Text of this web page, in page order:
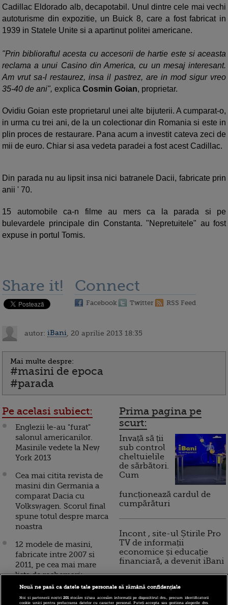
Cadillac Eldorado alb, decapotabil. Unul dintre cele mai vechi
autoturisme din expozitie, un Buick 8, care a fost fabricat in
1939 in Statele Unite si a apartinut politei americane.
"Prin biblioraftul acesta cu accesorii de hartie este si aceasta
reclama a unui Casino din America, cu un mesaj interesant.
Am vrut sa-l restaurez, insa il pastrez, are in mod sigur vreo
35-40 de ani", explica Cosmin Goian, proprietar.
Ovidiu Goian este proprietarul unei alte bijuterii. A cumparat-o,
in urma cu trei ani, de la un colectionar din Romania si este in
plin proces de restaurare. Pana acum a investit cateva zeci de
mii de euro. Chiar si asa vedeta paradei a fost acest Cadillac.
Din parada nu au lipsit insa nici batranele Dacii, fabricate prin
anii ' 70.
15 automobile ca-n filme au mers ca la parada si pe
bulevardele principale din Constanta. "Nepretuitele" au fost
expuse in portul Tomis.
Share it! Connect
Facebook Twitter RSS Feed
autor: iBani , 20 aprilie 2013 18:35
Mai multe despre:
#masini de epoca
#parada
Pe acelasi subiect:
Englezii le-au "furat"
salonul americanilor.
Masinile vedete la New
York 2013
Cea mai citita revista de
masini din Germania a
comparat Dacia cu
Volkswagen. Scorul final
spune totul despre marca
noastra
12 modele de masini,
fabricate intre 2007 si
2011, pe cea mai mare
lista de rechemari:
1.600.000 de autoturisme
cu probleme la frane
Prima pagina pe
scurt:
Invață să ții
sub control
cheltuielile
de sărbători.
Cum
funcționează cardul de
cumpărături
Incont , site-ul Știrile Pro
TV de informații
economice și educație
financiară, a devenit iBani
10 reguli pentru decizii
financiare inteligente
Nouă ne pasă ca datele tale personale să rămână confidențiale
Noi și partenerii noștri201stocăm și/sau accesăm informații pe dispozitivul dvs., precum identificatorii
cookie unici pentru prelucrarea datelor cu caracter personal. Puteți accepta sau gestiona alegerile dvs.